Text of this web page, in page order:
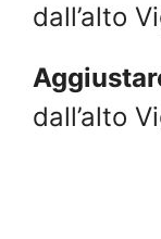
dall’alto
dall’alto